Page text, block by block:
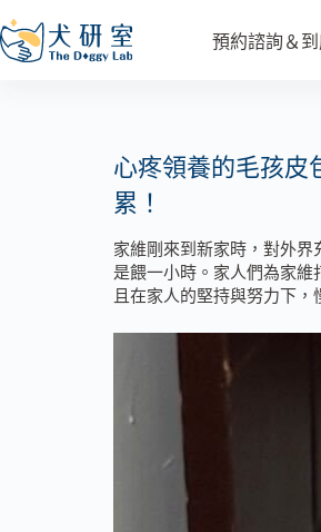
預約諮詢＆
心疼領養的毛孩皮
累！
家維剛來到新家時，對外
是餵一小時。家人們為家維
且在家人的堅持與努力下